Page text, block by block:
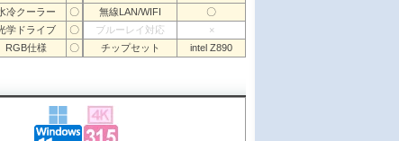
冷クーラー 〇 無線LAN/WIFI
〇
学ドライブ 〇 ブルーレイ対応
×
RGB仕様 〇 チップセット intel Z890